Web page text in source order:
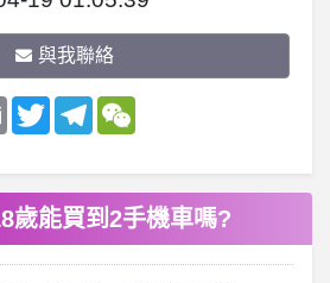
與我聯絡
Email TwitterTelegramWeChat
歲能買到2手機車嗎?